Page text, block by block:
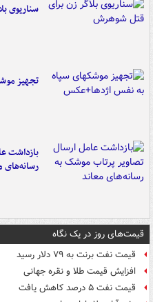
سناریوی
تجهیز
بازداشت
رسانه‌های
قیمت‌های روز در یک نگاه
قیمت نفت برنت به ۷۹ دلار رسید
افزایش قیمت طلا و نقره جهانی
قیمت نفت ۵ درصد کاهش یافت